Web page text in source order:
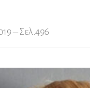
– Σελ.496